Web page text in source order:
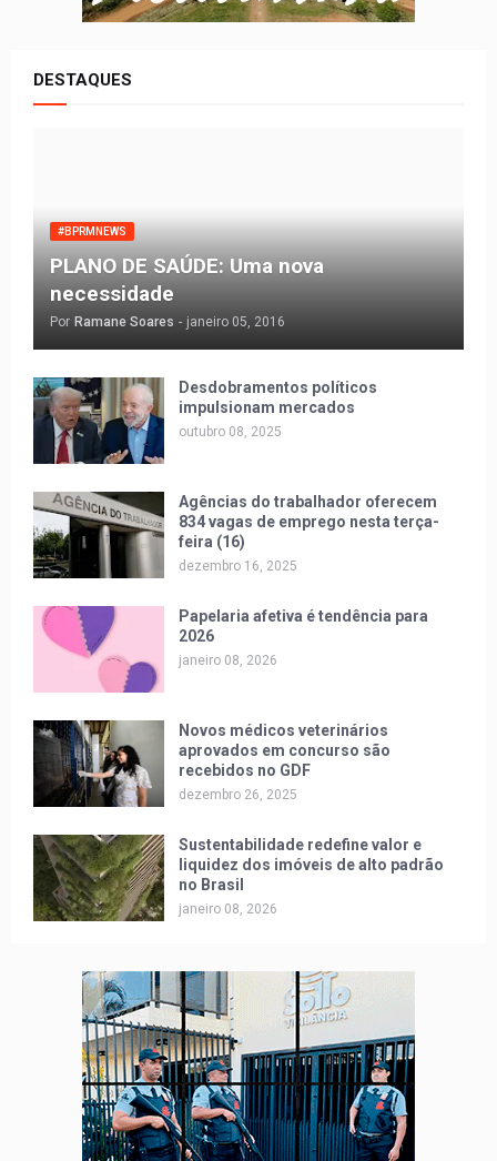
DESTAQUES
#BPRMNEWS
PLANO DE SAÚDE: Uma nova
necessidade
Por Ramane Soares - janeiro 05, 2016
Desdobramentos políticos
impulsionam mercados
outubro 08, 2025
Agências do trabalhador oferecem
834 vagas de emprego nesta terça-
feira (16)
dezembro 16, 2025
Papelaria afetiva é tendência para
2026
janeiro 08, 2026
Novos médicos veterinários
aprovados em concurso são
recebidos no GDF
dezembro 26, 2025
Sustentabilidade redefine valor e
liquidez dos imóveis de alto padrão
no Brasil
janeiro 08, 2026